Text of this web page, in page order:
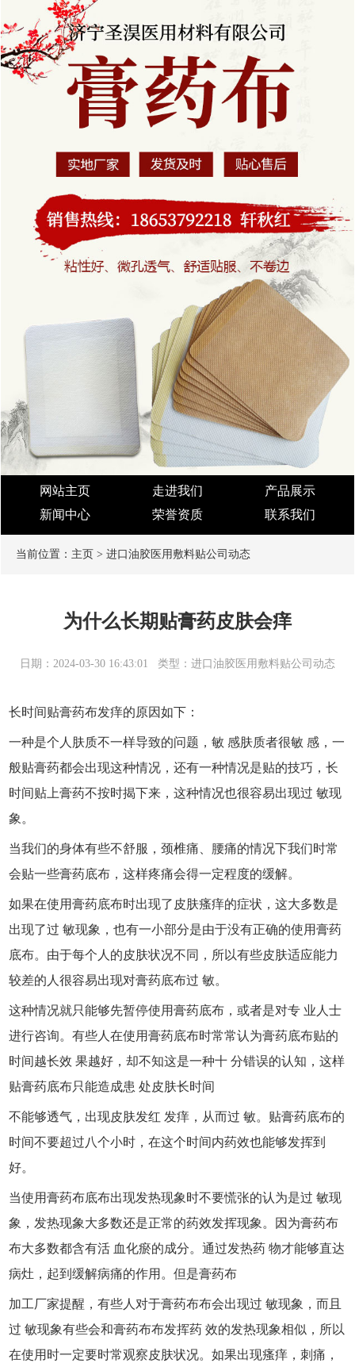
网站主页 走进我们
产品展示
新闻中心
荣誉资质 联系我们
当前位置： 主页 > 进口油胶医用敷料贴公司动态
为什么长期贴膏药皮肤会痒
日期：2024-03-30 16:43:01 类型：进口油胶医用敷料贴公司动态
长时间贴膏药布发痒的原因如下：
一种是个人肤质不一样导致的问题，敏 感肤质者很敏 感，一
般贴膏药都会出现这种情况，还有一种情况是贴的技巧，长
时间贴上膏药不按时揭下来，这种情况也很容易出现过 敏现
象。
当我们的身体有些不舒服，颈椎痛、腰痛的情况下我们时常
会贴一些膏药底布，这样疼痛会得一定程度的缓解。
如果在使用膏药底布时出现了皮肤瘙痒的症状，这大多数是
出现了过 敏现象，也有一小部分是由于没有正确的使用膏药
底布。由于每个人的皮肤状况不同，所以有些皮肤适应能力
较差的人很容易出现对膏药底布过 敏。
这种情况就只能够先暂停使用膏药底布，或者是对专 业人士
进行咨询。有些人在使用膏药底布时常常认为膏药底布贴的
时间越长效 果越好，却不知这是一种十 分错误的认知，这样
贴膏药底布只能造成患 处皮肤长时间
不能够透气，出现皮肤发红 发痒，从而过 敏。贴膏药底布的
时间不要超过八个小时，在这个时间内药效也能够发挥到
好。
当使用膏药布底布出现发热现象时不要慌张的认为是过 敏现
象，发热现象大多数还是正常的药效发挥现象。因为膏药布
布大多数都含有活 血化瘀的成分。通过发热药 物才能够直达
病灶，起到缓解病痛的作用。但是膏药布
加工厂家提醒，有些人对于膏药布布会出现过 敏现象，而且
过 敏现象有些会和膏药布布发挥药 效的发热现象相似，所以
在使用时一定要时常观察皮肤状况。如果出现瘙痒，刺痛，